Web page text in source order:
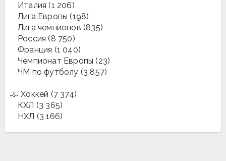
Италия (1 206)
Лига Европы (198)
Лига чемпионов (835)
Россия (8 750)
Франция (1 040)
Чемпионат Европы (23)
ЧМ по футболу (3 857)
Хоккей (7 374)
КХЛ (3 365)
НХЛ (3 166)